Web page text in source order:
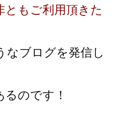
ともご利用頂きた
なブログを発信し
のです！